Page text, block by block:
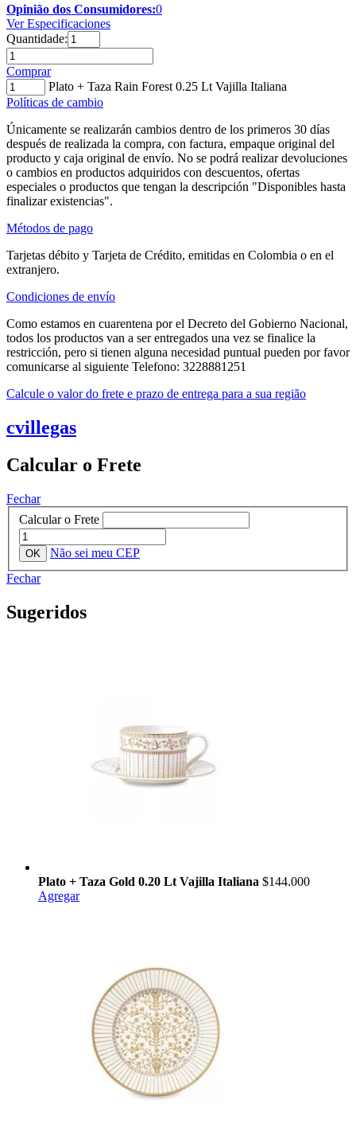
Opinião dos Consumidores:0
Ver Especificaciones
Quantidade:
Comprar
Plato + Taza Rain Forest 0.25 Lt Vajilla Italiana
Políticas de cambio
Únicamente se realizarán cambios dentro de los primeros 30 días
después de realizada la compra, con factura, empaque original del
producto y caja original de envío. No se podrá realizar devoluciones
o cambios en productos adquiridos con descuentos, ofertas
especiales o productos que tengan la descripción "Disponibles hasta
finalizar existencias".
Métodos de pago
Tarjetas débito y Tarjeta de Crédito, emitidas en Colombia o en el
extranjero.
Condiciones de envío
Como estamos en cuarentena por el Decreto del Gobierno Nacional,
todos los productos van a ser entregados una vez se finalice la
restricción, pero si tienen alguna necesidad puntual pueden por favor
comunicarse al siguiente Telefono: 3228881251
Calcule o valor do frete e prazo de entrega para a sua região
cvillegas
Calcular o Frete
Fechar
Calcular o Frete
Não sei meu CEP
Fechar
Sugeridos
Plato + Taza Gold 0.20 Lt Vajilla Italiana $144.000
Agregar